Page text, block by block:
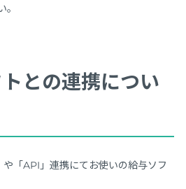
との連携につい
「API」連携にてお使いの給与ソフ